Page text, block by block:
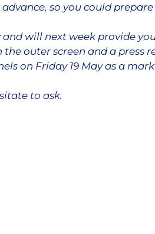
so you could
will next week provide
the outer screen and a press
on Friday 19 May as a
to ask.